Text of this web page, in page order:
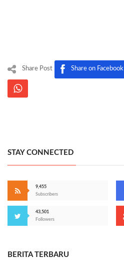
Share Post Share on Facebook
STAY CONNECTED
9,455
Subscribers
43,501
Followers
BERITA TERBARU